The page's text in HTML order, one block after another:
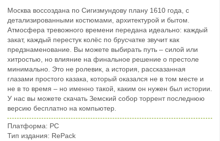
Москва воссоздана по Сигизмундову плану 1610 года, с
детализированными костюмами, архитектурой и бытом.
Атмосфера тревожного времени передана идеально: каждый
закат, каждый перестук колёс по брусчатке звучит как
предзнаменование. Вы можете выбирать путь – силой или
хитростью, но влияние на финальное решение о престоле
минимально. Это не ролевик, а история, рассказанная
глазами простого казака, который оказался не в том месте и
не в то время – но именно такой, каким он нужен был истории.
У нас вы можете скачать ​Земский собор торрент последнюю
версию бесплатно на компьютер.
Платформа: PC
Тип издания: RePack